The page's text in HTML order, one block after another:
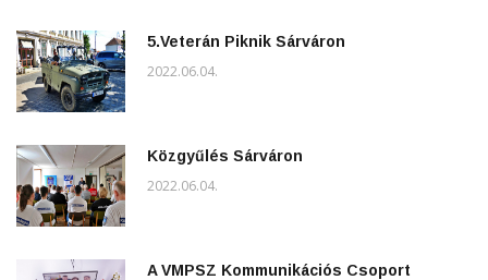
5.Veterán Piknik Sárváron
2022.06.04.
Közgyűlés Sárváron
2022.06.04.
A VMPSZ Kommunikációs Csoport